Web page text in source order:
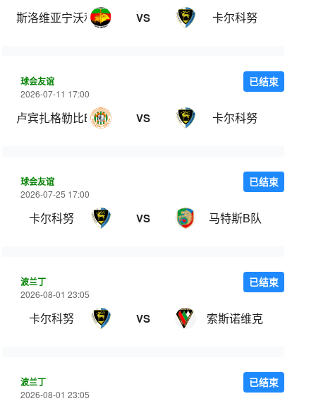
斯洛维亚宁沃利博茨 VS 卡尔科努
球会友谊
2026-07-11 17:00
卢宾扎格勒比B队 VS 卡尔科努
已结束
球会友谊
2026-07-25 17:00
卡尔科努 VS 马特斯B队
已结束
波兰丁
2026-08-01 23:05
卡尔科努 VS 索斯诺维克
已结束
波兰丁
2026-08-01 23:05
已结束